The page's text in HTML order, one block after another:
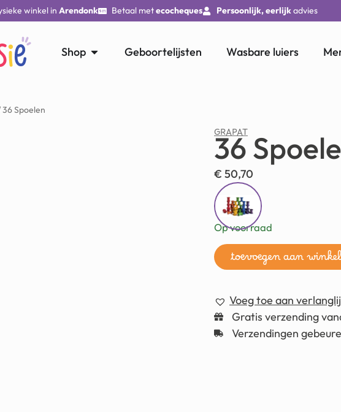
winkel in Arendonk Betaal metecocheques Persoonlijk, eerlijkadvies
Shop Geboortelijsten Wasbare luiers
Spoelen
GRAPAT
36
€ 50,70
Op voorraad
toevoegen aan
Voeg toe aan
Gratis verzending
Verzendingen